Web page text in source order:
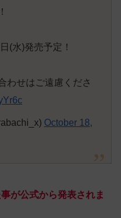
(水)発売予定！
わせはご遠慮くださ
October 18,
が公式から発表されま